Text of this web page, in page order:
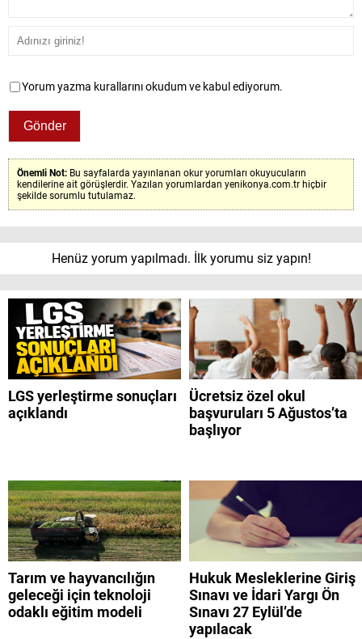
Yorum yazma kurallarını okudum ve kabul ediyorum.
Önemli Not: Bu sayfalarda yayınlanan okur yorumları okuyucuların
kendilerine ait görüşlerdir. Yazılan yorumlardan yenikonya.com.tr hiçbir
şekilde sorumlu tutulamaz.
Henüz yorum yapılmadı. İlk yorumu siz yapın!
LGS yerleştirme sonuçları
açıklandı
Ücretsiz özel okul
başvuruları 5 Ağustos’ta
başlıyor
Tarım ve hayvancılığın
geleceği için teknoloji
odaklı eğitim modeli
Hukuk Mesleklerine Giriş
Sınavı ve İdari Yargı Ön
Sınavı 27 Eylül’de
yapılacak